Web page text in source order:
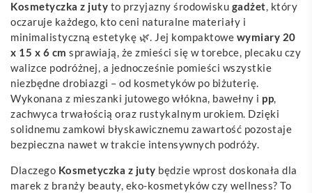
Kosmetyczka z juty to przyjazny środowisku gadżet, który
oczaruje każdego, kto ceni naturalne materiały i
minimalistyczną estetykę 🌿. Jej kompaktowe wymiary 20
x 15 x 6 cm sprawiają, że zmieści się w torebce, plecaku czy
walizce podróżnej, a jednocześnie pomieści wszystkie
niezbędne drobiazgi – od kosmetyków po biżuterię.
Wykonana z mieszanki jutowego włókna, bawełny i pp,
zachwyca trwałością oraz rustykalnym urokiem. Dzięki
solidnemu zamkowi błyskawicznemu zawartość pozostaje
bezpieczna nawet w trakcie intensywnych podróży.
Dlaczego Kosmetyczka z juty będzie wprost doskonała dla
marek z branży beauty, eko-kosmetyków czy wellness? To